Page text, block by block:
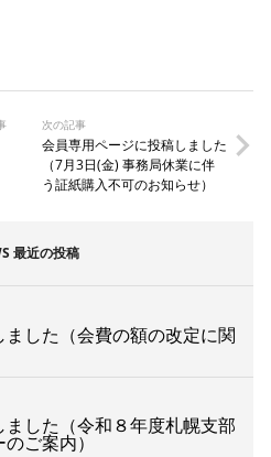
次の記事
会員専用ページに投稿しました
（7月3日(金) 事務局休業に伴
う証紙購入不可のお知らせ）
最近の投稿
した（会費の額の改定に関
した（令和８年度札幌支部
ご案内）